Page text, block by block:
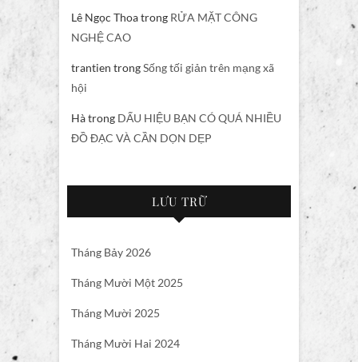
Lê Ngọc Thoatrong RỬA MẶT CÔNG
NGHỆ CAO
trantien trongSống tối giản trên mạng xã
hội
Hàtrong DẤU HIỆU BẠN CÓ QUÁ NHIỀU
ĐỒ ĐẠC VÀ CẦN DỌN DẸP
LƯU TRỮ
Tháng Bảy 2026
Tháng Mười Một 2025
Tháng Mười 2025
Tháng Mười Hai 2024